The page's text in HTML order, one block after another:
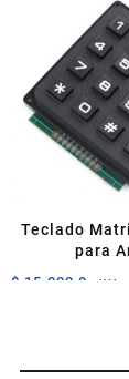
opciones
pueden
elegir
Teclado
para
$ 15.000,0 +IVA